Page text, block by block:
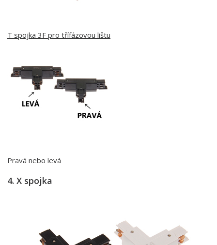
T spojka 3F pro třífázovou lištu
Pravá nebo levá
4. X spojka